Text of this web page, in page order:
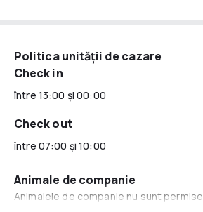
room service
bufet potrivit copiilor
Key card access
Piscină și wellness
sală de fitness
recepţie deschisă nonstop
serviciu de concierge
TV
Politica unităţii de cazare
Check in
între 13:00 şi 00:00
Check out
între 07:00 şi 10:00
Animale de companie
Animalele de companie nu sunt permise.